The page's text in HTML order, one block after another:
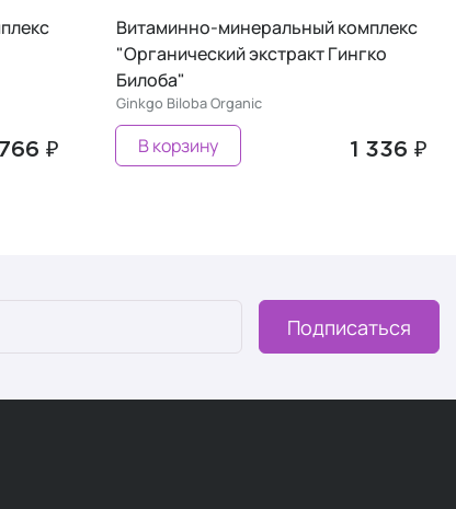
₽
Витаминно-минеральный комплекс
"Органический экстракт Гингко
Билоба"
Ginkgo Biloba Organic
1 336 ₽
В корзину
Подписаться